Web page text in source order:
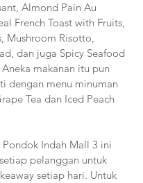
Almond Pain Au
French Toast with Fruits,
Mushroom Risotto,
dan juga Spicy Seafood
makanan itu pun
dengan menu minuman
Tea dan Iced Peach
Pondok Indah Mall 3 ini
pelanggan untuk
setiap hari. Untuk